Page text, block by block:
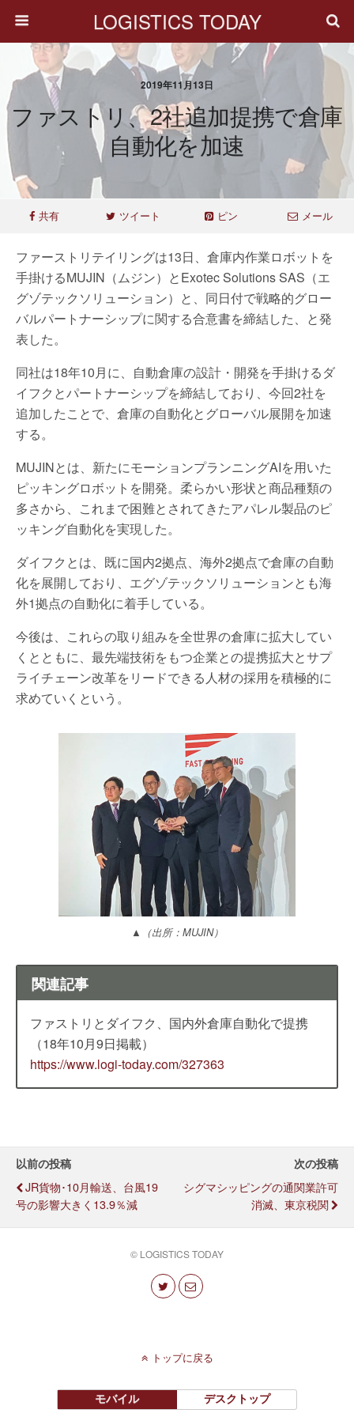
LOGISTICS TODAY
2019年11月13日
ファストリ、2社追加提携で倉庫
自動化を加速
共有 ツイート ピン メール
ファーストリテイリングは13日、倉庫内作業ロボットを
手掛けるMUJIN（ムジン）とExotec Solutions SAS（エ
グゾテックソリューション）と、同日付で戦略的グロー
バルパートナーシップに関する合意書を締結した、と発
表した。
同社は18年10月に、自動倉庫の設計・開発を手掛けるダ
イフクとパートナーシップを締結しており、今回2社を
追加したことで、倉庫の自動化とグローバル展開を加速
する。
MUJINとは、新たにモーションプランニングAIを用いた
ピッキングロボットを開発。柔らかい形状と商品種類の
多さから、これまで困難とされてきたアパレル製品のピ
ッキング自動化を実現した。
ダイフクとは、既に国内2拠点、海外2拠点で倉庫の自動
化を展開しており、エグゾテックソリューションとも海
外1拠点の自動化に着手している。
今後は、これらの取り組みを全世界の倉庫に拡大してい
くとともに、最先端技術をもつ企業との提携拡大とサプ
ライチェーン改革をリードできる人材の採用を積極的に
求めていくという。
▲（出所：MUJIN）
関連記事
ファストリとダイフク、国内外倉庫自動化で提携
（18年10月9日掲載）
https://www.logi-today.com/327363
以前の投稿
JR貨物･10月輸送、台風19
号の影響大きく13.9％減
次の投稿
シグマシッピングの通関業許可
消滅、東京税関
© LOGISTICS TODAY
トップに戻る
モバイル デスクトップ